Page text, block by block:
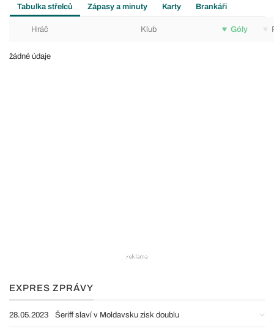
Tabulka střelců Zápasy a minuty Karty Brankáři
Hráč Klub Góly
žádné údaje
EXPRES ZPRÁVY
28.05.2023 Šeriff slaví v Moldavsku zisk doublu